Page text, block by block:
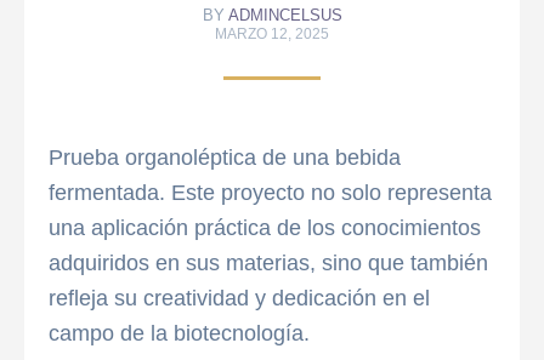
BY ADMINCELSUS
MARZO 12, 2025
Prueba organoléptica de una bebida
fermentada. Este proyecto no solo representa
una aplicación práctica de los conocimientos
adquiridos en sus materias, sino que también
refleja su creatividad y dedicación en el
campo de la biotecnología.